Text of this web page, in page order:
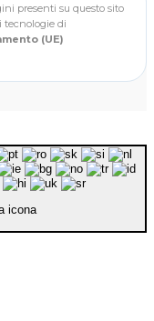
presenti su questo sito
tecnologie di
(UE)